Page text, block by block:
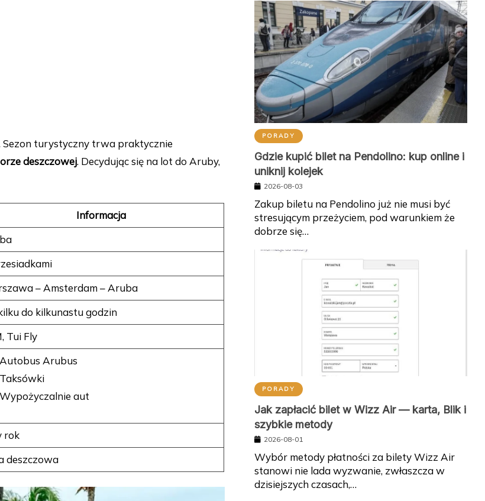
Sezon turystyczny trwa praktycznie
deszczowej. Decydując się na lot do Aruby,
Informacja
– Amsterdam – Aruba
do kilkunastu godzin
Tui Fly
Autobus Arubus
Taksówki
Wypożyczalnie aut
rok
deszczowa
PORADY
Gdzie kupić bilet na Pendolino: kup online i
uniknij kolejek
2026-08-03
Zakup biletu na Pendolino już nie musi być
stresującym przeżyciem, pod warunkiem że
dobrze się…
PORADY
Jak zapłacić bilet w Wizz Air — karta, Blik i
szybkie metody
2026-08-01
Wybór metody płatności za bilety Wizz Air
stanowi nie lada wyzwanie, zwłaszcza w
dzisiejszych czasach,…